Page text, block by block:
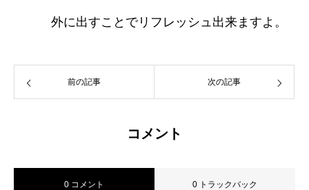
外に出すことでリフレッシュ出来ますよ。
前の記事 次の記事
コメント
0 コメント 0 トラックバック